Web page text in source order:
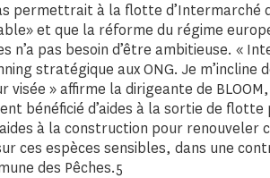
permettrait à la flotte d’Intermarché
et que la réforme du régime
pas besoin d’être ambitieuse. «
stratégique aux ONG. Je
visée » affirme la dirigeante de
bénéficié d’aides à la sortie de
à la construction pour
ces espèces sensibles, dans une
des Pêches.5